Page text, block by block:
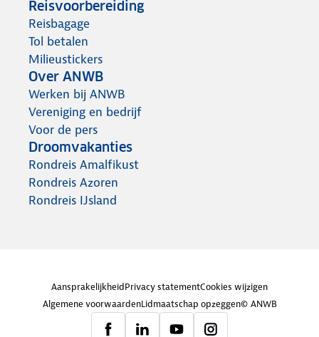
Reisvoorbereiding
Reisbagage
Tol betalen
Milieustickers
Over ANWB
Werken bij ANWB
Vereniging en bedrijf
Voor de pers
Droomvakanties
Rondreis Amalfikust
Rondreis Azoren
Rondreis IJsland
AansprakelijkheidPrivacy statementCookies wijzigen
Algemene voorwaardenLidmaatschap opzeggen© ANWB